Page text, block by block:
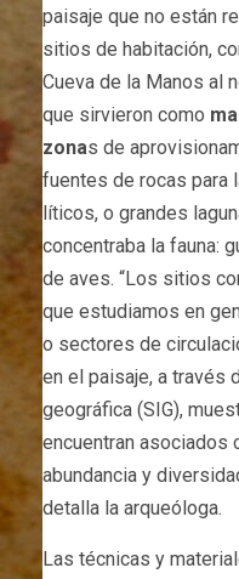
paisaje que no están
sitios de habitación,
Cueva de la Manos al
que sirvieron como
zonas de
fuentes de rocas para
líticos, o grandes
concentraba la fauna:
de aves. “Los sitios
que estudiamos en
o sectores de
en el paisaje, a través
geográfica (SIG),
encuentran asociados
abundancia y
detalla la arqueóloga.
Las técnicas y